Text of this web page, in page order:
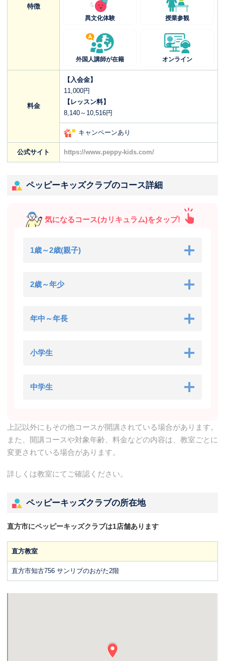
特徴
異文化体験 授業参観
外国人講師が在籍 オンライン
料金
【入会金】
11,000円
【レッスン料】
8,140～10,516円
キャンペーンあり
公式サイト https://www.peppy-kids.com/
ペッピーキッズクラブのコース詳細
気になるコース(カリキュラム)をタップ!
1歳～2歳(親子)
2歳～年少
年中～年長
小学生
中学生
上記以外にもその他コースが開講されている場合があります。
また、開講コースや対象年齢、料金などの内容は、教室ごとに
変更されている場合があります。
詳しくは教室にてご確認ください。
ペッピーキッズクラブの所在地
直方市にペッピーキッズクラブは1店舗あります
直方教室
直方市知古756 サンリブのおがた2階